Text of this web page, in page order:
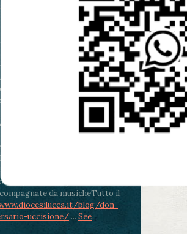
ore 11:30 - Lucca, Scuola
Aldo Mei - Viale Castruccio
murales in
Mei curato dal Liceo
“Passaglia”
ore 18 - Fiano
parrocchiale - Messa in
Mei celebrata da mons.
di Lucca
ore 20.30 -
Michele al Cippo di don
della Memoria in alcuni
della città. Ritrovo alle ore
Michele con conclusione al
Mei (Porta Elisa). Durante le
da musicheTutto il
blog/don-
uccisione/ ... See